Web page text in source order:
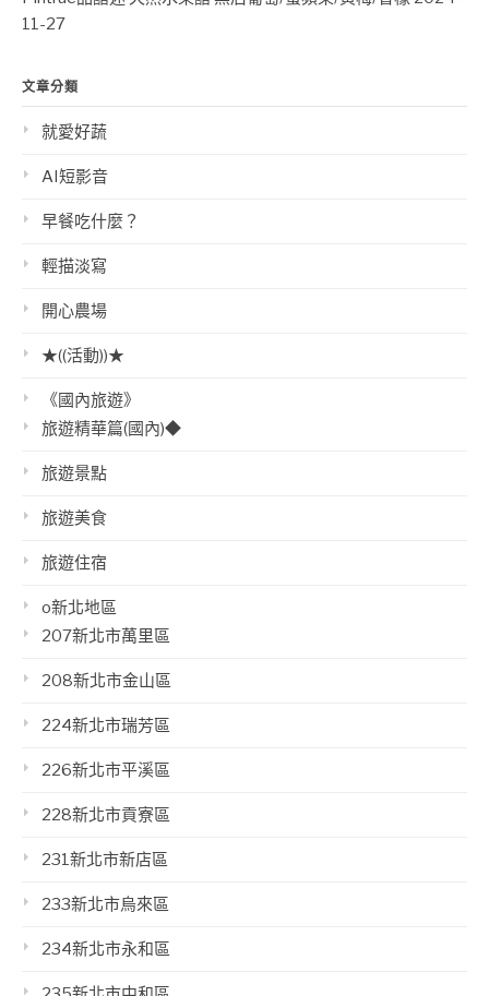
11-27
文章分類
就愛好蔬
AI短影音
早餐吃什麼？
輕描淡寫
開心農場
★((活動))★
《國內旅遊》
旅遊精華篇(國內)◆
旅遊景點
旅遊美食
旅遊住宿
o新北地區
207新北市萬里區
208新北市金山區
224新北市瑞芳區
226新北市平溪區
228新北市貢寮區
231新北市新店區
233新北市烏來區
234新北市永和區